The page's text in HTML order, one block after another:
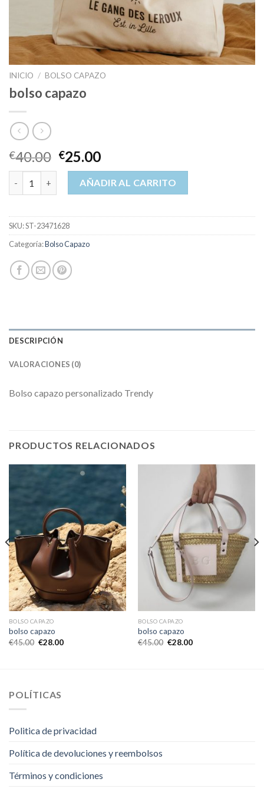
INICIO / BOLSO CAPAZO
bolso capazo
€40.00 €25.00
bolso capazo cantidadAÑADIR AL CARRITO
SKU:ST-23471628
Categoría:Bolso Capazo
DESCRIPCIÓN
VALORACIONES (0)
Bolso capazo personalizado Trendy
PRODUCTOS RELACIONADOS
BOLSO CAPAZO
bolso capazo
€45.00 €28.00
BOLSO CAPAZO
bolso capazo
€45.00 €28.00
POLÍTICAS
Politica de privacidad
Política de devoluciones y reembolsos
Términos y condiciones